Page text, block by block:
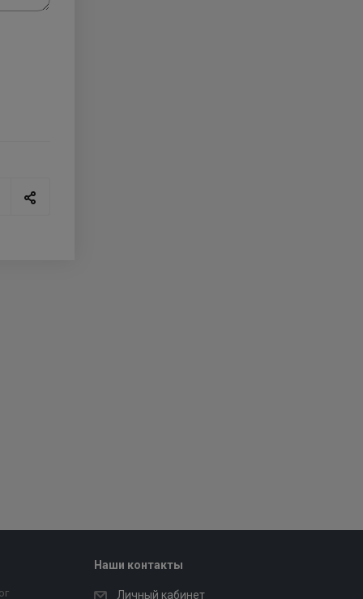
Наши контакты
Личный кабинет